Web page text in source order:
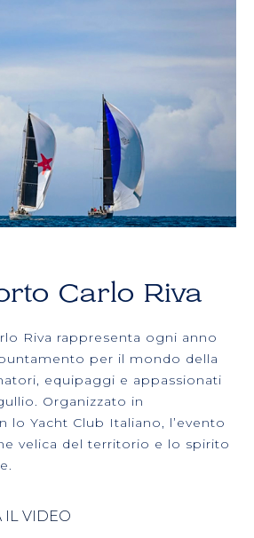
Carlo Riva
Riva rappresenta ogni anno
per il mondo della
equipaggi e appassionati
Organizzato in
lo Yacht Club Italiano, l’evento
velica del territorio e lo spirito
IL VIDEO